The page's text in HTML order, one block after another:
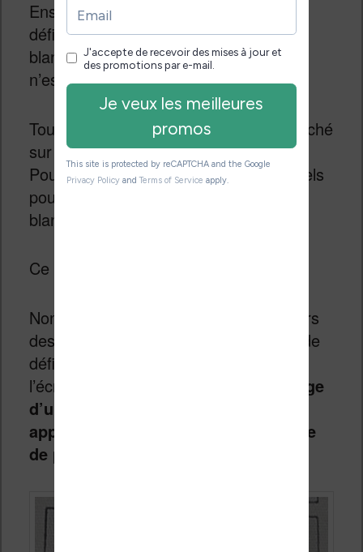
Ensuite, l’écran propose une bonne
définition en ce qui concerne le noir et
blanc (et l’affichage du texte), mais ce
n’est pas le cas pour la couleur.
Tout ce qui est en couleur est alors affiché
sur une matrice de 100 PPP (Pixel Par
Pouce). On a donc 3 fois moins de pixels
pour les couleurs que pour le noir et
blanc.
Ce ce point se fait clairement sentir !
Non seulement, on voit que les contours
des illustrations en couleur manquent de
définition (on voit l’effet escalier), mais
l’écran réserve une surprise :
l’affichage
d’un léger quadrillage laissant
apparaître très légèrement la matrice
de pixels